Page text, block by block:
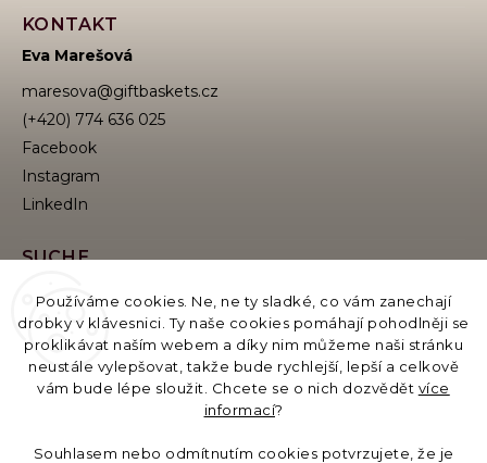
Používáme cookies. Ne, ne ty sladké, co vám zanechají
drobky v klávesnici. Ty naše cookies pomáhají pohodlněji se
proklikávat naším webem a díky nim můžeme naši stránku
neustále vylepšovat, takže bude rychlejší, lepší a celkově
vám bude lépe sloužit. Chcete se o nich dozvědět více
informací?
Souhlasem nebo odmítnutím cookies potvrzujete, že je
KONTAKT
Eva Marešová
maresova@giftbaskets.cz
(+420) 774 636 025
Facebook
Instagram
SUCHE
Suchen
Betreiber des E-Katalogs: